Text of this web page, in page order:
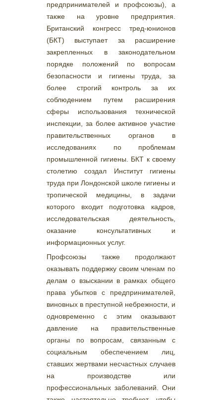
предпринимателей и профсоюзы), а
также на уровне предприятия.
Британский конгресс тред-юнионов
(БКТ) выступает за расширение
закрепленных в законодательном
порядке положений по вопросам
безопасности и гигиены труда, за
более строгий контроль за их
соблюдением путем расширения
сферы использования технической
инспекции, за более активное участие
правительственных органов в
исследованиях по проблемам
промышленной гигиены. БКТ к своему
столетию создал Институт гигиены
труда при Лондонской школе гигиены и
тропической медицины, в задачи
которого входит подготовка кадров,
исследовательская деятельность,
оказание консультативных и
информационных услуг.
Профсоюзы также продолжают
оказывать поддержку своим членам по
делам о взыскании в рамках общего
права убытков с предпринимателей,
виновных в преступной небрежности, и
одновременно с этим оказывают
давление на правительственные
органы по вопросам, связанным с
социальным обеспечением лиц,
ставших жертвами несчастных случаев
на производстве или
профессиональных заболеваний. Они